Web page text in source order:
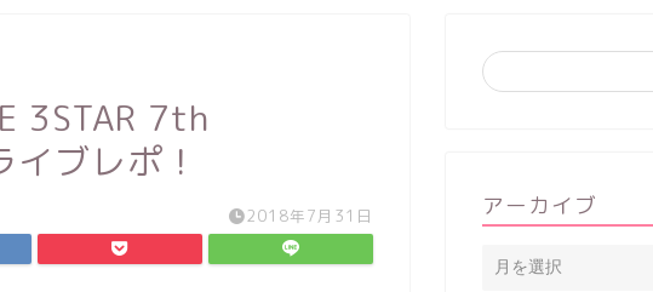
3STAR 7th
ブレポ！
2018年7月31日 アーカイブ